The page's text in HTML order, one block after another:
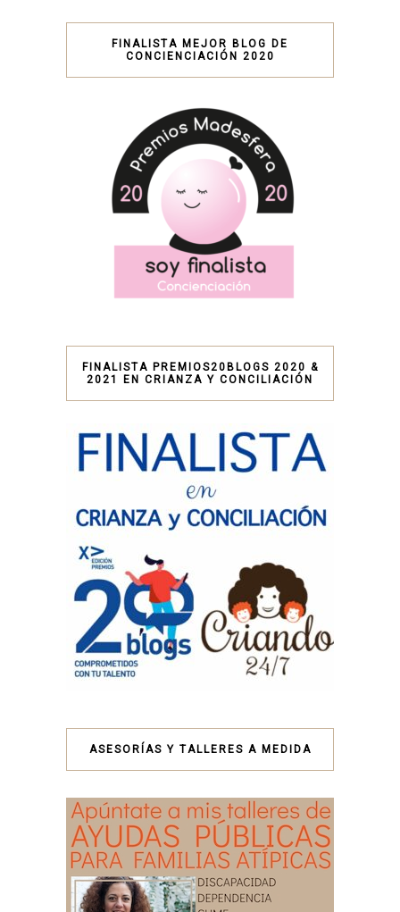
FINALISTA MEJOR BLOG DE
CONCIENCIACIÓN 2020
FINALISTA PREMIOS20BLOGS 2020 &
2021 EN CRIANZA Y CONCILIACIÓN
ASESORÍAS Y TALLERES A MEDIDA